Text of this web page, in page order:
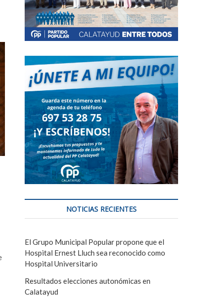
NOTICIAS RECIENTES
El Grupo Municipal Popular propone que el
Hospital Ernest Lluch sea reconocido como
Hospital Universitario
Resultados elecciones autonómicas en
Calatayud